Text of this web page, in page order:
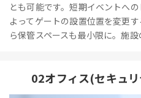
とも可能です。短期イベントへ
よってゲートの設置位置を変更
ら保管スペースも最小限に。施設
02オフィス(セキュ